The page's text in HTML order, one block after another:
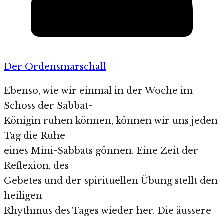
Der Ordensmarschall
Ebenso, wie wir einmal in der Woche im
Schoss der Sabbat-
Königin ruhen können, können wir uns jeden
Tag die Ruhe
eines Mini-Sabbats gönnen. Eine Zeit der
Reflexion, des
Gebetes und der spirituellen Übung stellt den
heiligen
Rhythmus des Tages wieder her. Die äussere